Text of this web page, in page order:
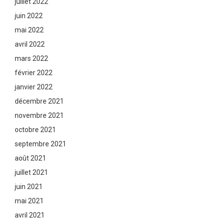
juin 2022
mai 2022
avril 2022
mars 2022
février 2022
janvier 2022
décembre 2021
novembre 2021
octobre 2021
septembre 2021
août 2021
juillet 2021
juin 2021
mai 2021
avril 2021